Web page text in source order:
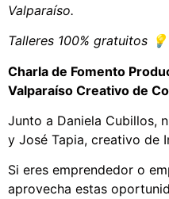
Valparaíso.
Talleres 100% gratuitos 💡
Charla de Fomento
Valparaíso Creativo de
Junto a Daniela Cubillos,
y José Tapia, creativo de
Si eres emprendedor o
aprovecha estas